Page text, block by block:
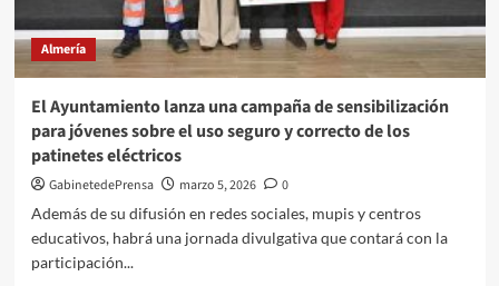
talento
y
compromiso”
mujeres
que
inspiran
a
sociedad
Almería
El Ayuntamiento lanza una campaña de sensibilización
para jóvenes sobre el uso seguro y correcto de los
patinetes eléctricos
GabinetedePrensa marzo 5, 2026
0
Además de su difusión en redes sociales, mupis y centros
educativos, habrá una jornada divulgativa que contará con la
participación...